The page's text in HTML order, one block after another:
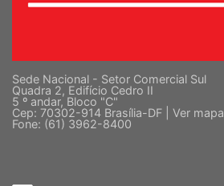
Sede Nacional - Setor Comercial Sul
Quadra 2, Edifício Cedro II
5 º andar, Bloco "C"
Cep: 70302-914 Brasília-DF | Ver mapa
Fone: (61) 3962-8400